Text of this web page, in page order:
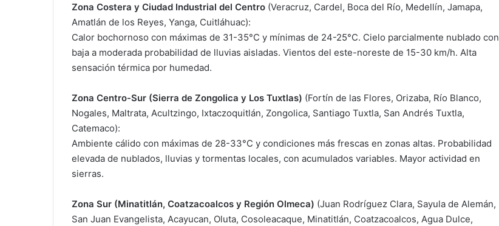
Zona Costera y Ciudad Industrial del Centro (Veracruz, Cardel, Boca del Río, Medellín, Jamapa,
Amatlán de los Reyes, Yanga, Cuitláhuac):
Calor bochornoso con máximas de 31-35°C y mínimas de 24-25°C. Cielo parcialmente nublado con
baja a moderada probabilidad de lluvias aisladas. Vientos del este-noreste de 15-30 km/h. Alta
sensación térmica por humedad.
Zona Centro-Sur (Sierra de Zongolica y Los Tuxtlas) (Fortín de las Flores, Orizaba, Río Blanco,
Nogales, Maltrata, Acultzingo, Ixtaczoquitlán, Zongolica, Santiago Tuxtla, San Andrés Tuxtla,
Catemaco):
Ambiente cálido con máximas de 28-33°C y condiciones más frescas en zonas altas. Probabilidad
elevada de nublados, lluvias y tormentas locales, con acumulados variables. Mayor actividad en
sierras.
Zona Sur (Minatitlán, Coatzacoalcos y Región Olmeca) (Juan Rodríguez Clara, Sayula de Alemán,
San Juan Evangelista, Acayucan, Oluta, Cosoleacaque, Minatitlán, Coatzacoalcos, Agua Dulce,